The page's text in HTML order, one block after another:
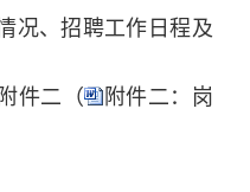
况、招聘工作日程及
件二（
附件二：岗